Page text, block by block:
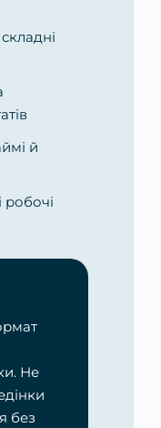
й
робочі
Не
без